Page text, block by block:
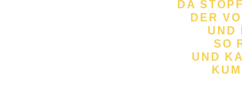
DA
DER
UND
SO
UND